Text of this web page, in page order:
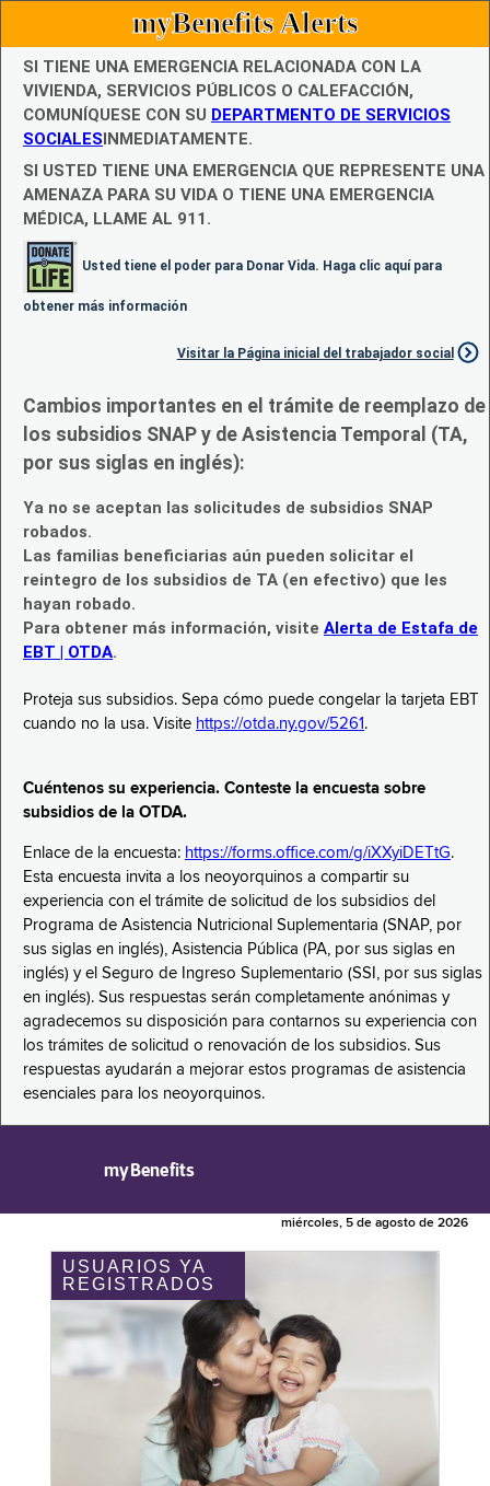
myBenefits Alerts
SI TIENE UNA EMERGENCIA RELACIONADA CON LA
VIVIENDA, SERVICIOS PÚBLICOS O CALEFACCIÓN,
COMUNÍQUESE CON SU DEPARTMENTO DE SERVICIOS
SOCIALESINMEDIATAMENTE.
SI USTED TIENE UNA EMERGENCIA QUE REPRESENTE UNA
AMENAZA PARA SU VIDA O TIENE UNA EMERGENCIA
MÉDICA, LLAME AL 911.
Usted tiene el poder para Donar Vida. Haga clic aquí para
obtener más información
Visitar la Página inicial del trabajador social
Cambios importantes en el trámite de reemplazo de
los subsidios SNAP y de Asistencia Temporal (TA,
por sus siglas en inglés):
Ya no se aceptan las solicitudes de subsidios SNAP
robados.
Las familias beneficiarias aún pueden solicitar el
reintegro de los subsidios de TA (en efectivo) que les
hayan robado.
Para obtener más información, visite Alerta de Estafa de
EBT | OTDA.
Proteja sus subsidios. Sepa cómo puede congelar la tarjeta EBT
cuando no la usa. Visite https://otda.ny.gov/5261 .
Cuéntenos su experiencia. Conteste la encuesta sobre
subsidios de la OTDA.
Enlace de la encuesta: https://forms.office.com/g/iXXyiDETtG.
Esta encuesta invita a los neoyorquinos a compartir su
experiencia con el trámite de solicitud de los subsidios del
Programa de Asistencia Nutricional Suplementaria (SNAP, por
sus siglas en inglés), Asistencia Pública (PA, por sus siglas en
inglés) y el Seguro de Ingreso Suplementario (SSI, por sus siglas
en inglés). Sus respuestas serán completamente anónimas y
agradecemos su disposición para contarnos su experiencia con
los trámites de solicitud o renovación de los subsidios. Sus
respuestas ayudarán a mejorar estos programas de asistencia
esenciales para los neoyorquinos.
myBenefits
miércoles, 5 de agosto de 2026
USUARIOS YA
REGISTRADOS